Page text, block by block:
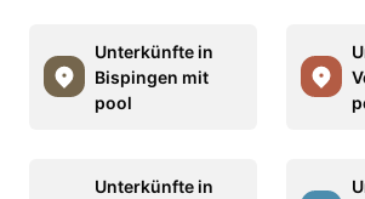
Unterkünfte in
Bispingen mit
pool
Unterkünfte in